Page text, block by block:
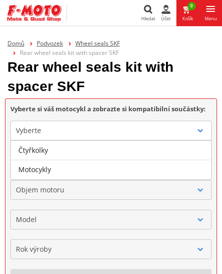
Hledat Účet
0
Košík Menu
Domů Podvozek
Wheel seals SKF
Rear wheel seals kit with spacer SKF
Rear wheel seals kit with
spacer SKF
Vyberte si váš motocykl a zobrazte si kompatibilní součástky:
Vyberte
Značka
Objem motoru
Model
Rok výroby
Čtyřkolky
Motocykly